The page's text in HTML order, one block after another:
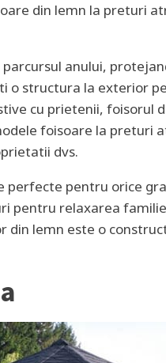
din lemn la preturi
anului,
o structura la exterior
cu prietenii, foisorul
foisoare la preturi
dvs.
perfecte pentru orice
pentru relaxarea
din lemn este o